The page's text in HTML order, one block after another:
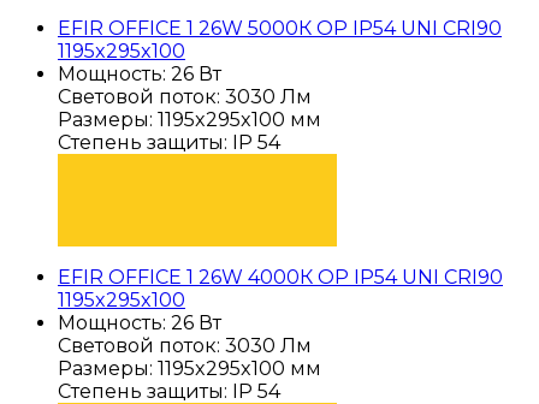
EFIR OFFICE 1 26W 5000К OP IP54 UNI CRI90
1195x295x100
Мощность: 26 Вт
Световой поток: 3030 Лм
Размеры: 1195x295x100 мм
Степень защиты: IP 54
EFIR OFFICE 1 26W 4000К OP IP54 UNI CRI90
1195x295x100
Мощность: 26 Вт
Световой поток: 3030 Лм
Размеры: 1195x295x100 мм
Степень защиты: IP 54